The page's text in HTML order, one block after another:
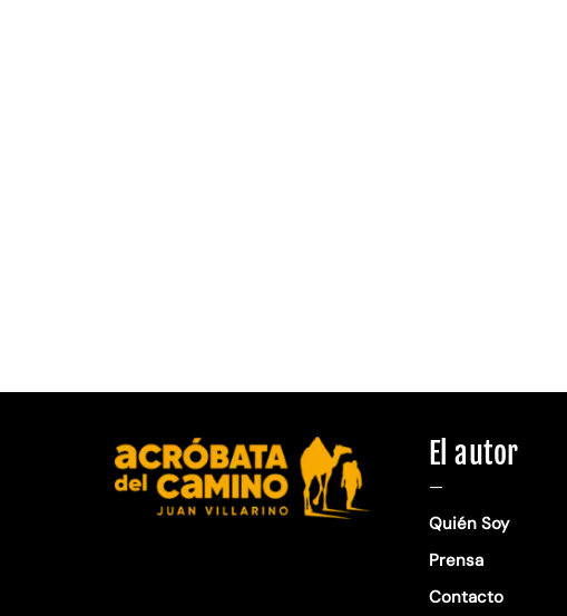
El autor
—
Quién Soy
Prensa
Contacto